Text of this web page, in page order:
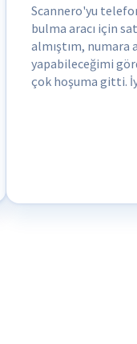
Scannero'yu
bulma aracı için
almıştım, numara
yapabileceğimi
çok hoşuma gitti.